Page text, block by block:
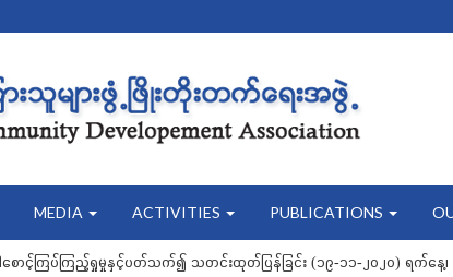
MEDIA ACTIVITIES PUBLICATIONS
ါစောင့်ကြပ်ကြည့်ရှုမှုနှင့်ပတ်သက်၍ သတင်းထုတ်ပြန်ခြင်း (၁၉-၁၁-၂၀၂၀) ရက်နေ့